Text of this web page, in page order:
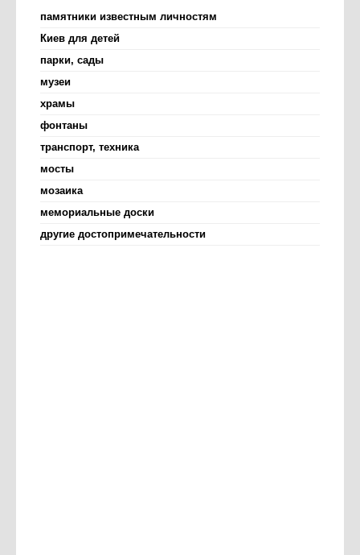
памятники известным личностям
Киев для детей
парки, сады
музеи
храмы
фонтаны
транспорт, техника
мосты
мозаика
мемориальные доски
другие достопримечательности